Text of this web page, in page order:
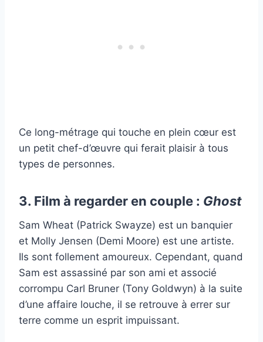
Ce long-métrage qui touche en plein cœur est
un petit chef-d’œuvre qui ferait plaisir à tous
types de personnes.
3. Film à regarder en couple : Ghost
Sam Wheat (Patrick Swayze) est un banquier
et Molly Jensen (Demi Moore) est une artiste.
Ils sont follement amoureux. Cependant, quand
Sam est assassiné par son ami et associé
corrompu Carl Bruner (Tony Goldwyn) à la suite
d’une affaire louche, il se retrouve à errer sur
terre comme un esprit impuissant.